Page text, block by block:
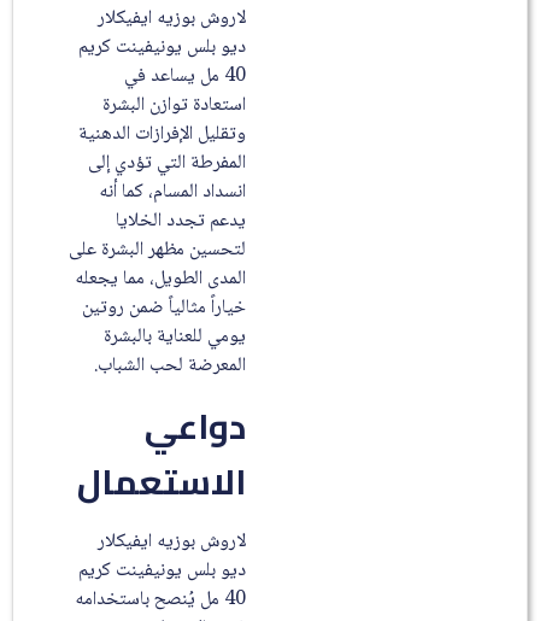
لاروش بوزيه ايفيكلار
ديو بلس يونيفينت كريم
40 مل يساعد في
استعادة توازن البشرة
وتقليل الإفرازات الدهنية
المفرطة التي تؤدي إلى
انسداد المسام، كما أنه
يدعم تجدد الخلايا
لتحسين مظهر البشرة على
المدى الطويل، مما يجعله
خياراً مثالياً ضمن روتين
يومي للعناية بالبشرة
المعرضة لحب الشباب.
دواعي
الاستعمال
لاروش بوزيه ايفيكلار
ديو بلس يونيفينت كريم
40 مل يُنصح باستخدامه